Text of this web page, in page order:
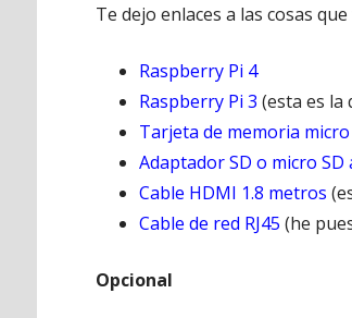
Te dejo enlaces a las cosas
Raspberry Pi 4
Raspberry Pi 3 (esta es la
Tarjeta de memoria
Adaptador SD o micro SD
Cable HDMI 1.8 metros
Cable de red RJ45 (he
Opcional